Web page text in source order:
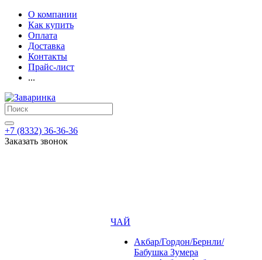
О компании
Как купить
Оплата
Доставка
Контакты
Прайс-лист
...
+7 (8332) 36-36-36
Заказать звонок
ЧАЙ
Акбар/Гордон/Бернли/
Бабушка Зумера